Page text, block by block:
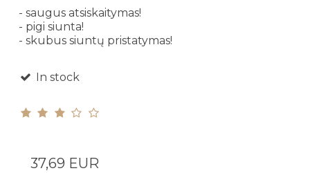
- saugus atsiskaitymas!
- pigi siunta!
- skubus siuntų pristatymas!
In stock
37,69 EUR